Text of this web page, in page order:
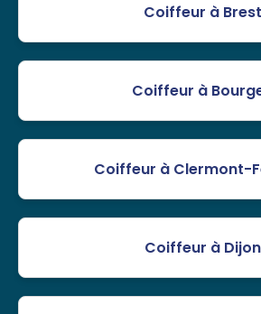
Coiffeur à Brest
Coiffeur à
Coiffeur à Clermont-
Coiffeur à Dijon